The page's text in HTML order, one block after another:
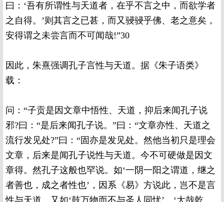
曰：‘吾有所谓性与天道者，在乎不言之中，而欲学者
之自得。’则其言之已甚，而又骎骎乎佛、老之意矣，
安得谓之未尝言而不可闻哉!”30
因此，朱熹强调孔子言性与天道。据《朱子语类》
载：
问：“子贡是因文章中悟性、天道，抑后来闻孔子说
邪?曰：“是后来闻孔子说。”曰：“文章亦性、天道之
流行发见处?”曰：“固亦是发见处。然他当初只是理会
文章，后来是闻孔子说性与天道。今不可硬做是因文
章得。然孔子这般也罕说。如‘一阴一阳之谓道，继之
者善也，成之者性也’，因系《易》方说此，岂不是言
性与天道。又如‘鼓万物而不与圣人同忧’，‘大哉乾